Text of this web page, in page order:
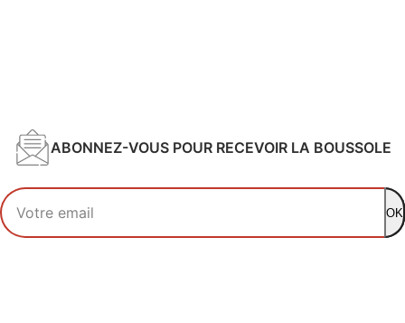
ABONNEZ-VOUS POUR RECEVOIR LA BOUSSOLE
Votre adresse email
OK